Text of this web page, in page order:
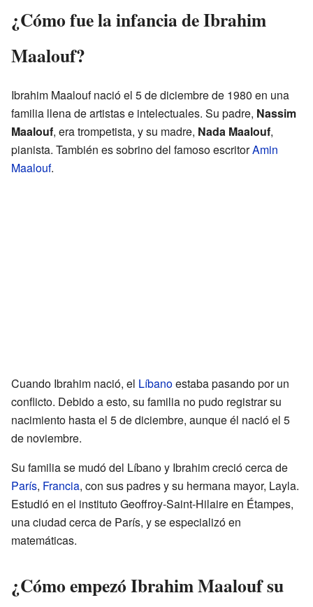
¿Cómo fue la infancia de Ibrahim
Maalouf?
Ibrahim Maalouf nació el 5 de diciembre de 1980 en una
familia llena de artistas e intelectuales. Su padre, Nassim
Maalouf, era trompetista, y su madre, Nada Maalouf,
pianista. También es sobrino del famoso escritorAmin
Maalouf.
Cuando Ibrahim nació, el Líbanoestaba pasando por un
conflicto. Debido a esto, su familia no pudo registrar su
nacimiento hasta el 5 de diciembre, aunque él nació el 5
de noviembre.
Su familia se mudó del Líbano y Ibrahim creció cerca de
París, Francia, con sus padres y su hermana mayor, Layla.
Estudió en el instituto Geoffroy-Saint-Hilaire en Étampes,
una ciudad cerca de París, y se especializó en
matemáticas.
¿Cómo empezó Ibrahim Maalouf su